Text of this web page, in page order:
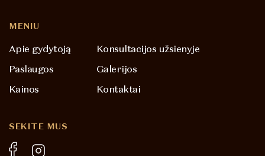
MENIU
Apie gydytoją
Konsultacijos užsienyje
Paslaugos
Galerijos
Kainos
Kontaktai
SEKITE MUS